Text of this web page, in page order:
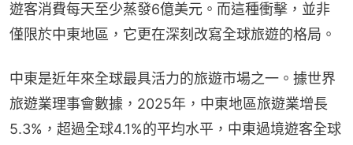
遊客消費每天至少蒸發6億美元。而這種衝擊，並非
僅限於中東地區，它更在深刻改寫全球旅遊的格局。
中東是近年來全球最具活力的旅遊市場之一。據世界
旅遊業理事會數據，2025年，中東地區旅遊業增長
5.3%，超過全球4.1%的平均水平，中東過境遊客全球